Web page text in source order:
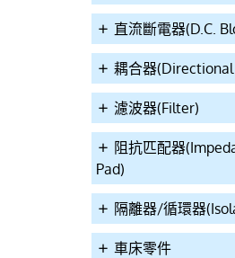
直流斷電器(D.C.
耦合器(Directional
濾波器(Filter)
阻抗匹配器
Pad)
隔離器/循環器
車床零件